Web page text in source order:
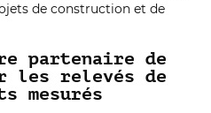
de construction et de
partenaire de
les relevés de
mesurés